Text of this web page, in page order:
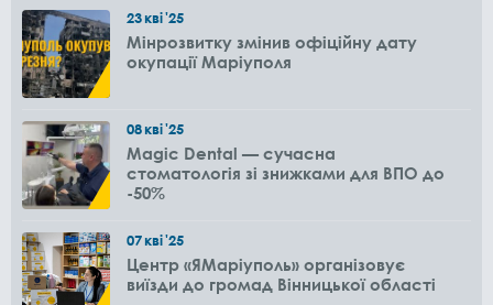
23кві'25
Мінрозвитку змінив офіційну дату
окупації Маріуполя
08кві'25
Magic Dental — сучасна
стоматологія зі знижками для ВПО до
-50%
07кві'25
Центр «ЯМаріуполь» організовує
виїзди до громад Вінницької області